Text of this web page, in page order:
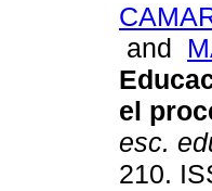
and
el
esc.
210.